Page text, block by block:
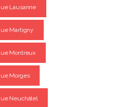
Lausanne
Martigny
Montreux
Morges
Neuchâtel